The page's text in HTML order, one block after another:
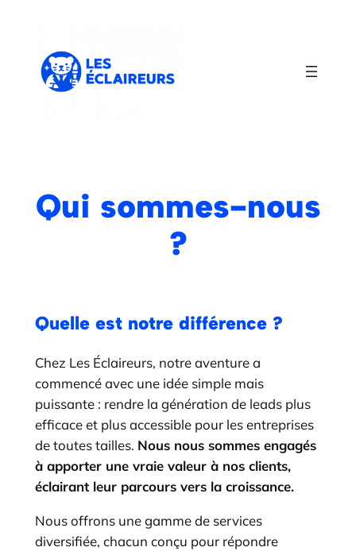
contenu
Qui sommes-nous
?
Quelle est notre différence ?
Chez Les Éclaireurs, notre aventure a
commencé avec une idée simple mais
puissante : rendre la génération de leads plus
efficace et plus accessible pour les entreprises
de toutes tailles. Nous nous sommes engagés
à apporter une vraie valeur à nos clients,
éclairant leur parcours vers la croissance.
Nous offrons une gamme de services
diversifiée, chacun conçu pour répondre